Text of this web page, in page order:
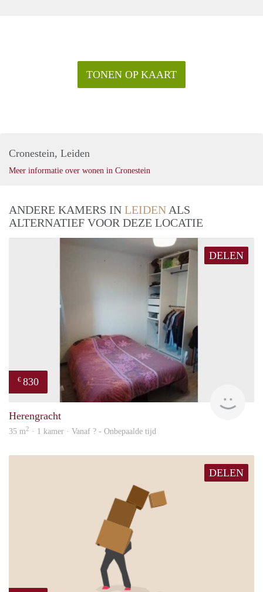
TONEN OP KAART
Cronestein, Leiden
Meer informatie over wonen in Cronestein
ANDERE KAMERS IN LEIDEN ALS
ALTERNATIEF VOOR DEZE LOCATIE
DELEN
€ 830
Herengracht
35 m2 · 1 kamer · Vanaf ? - Onbepaalde tijd
DELEN